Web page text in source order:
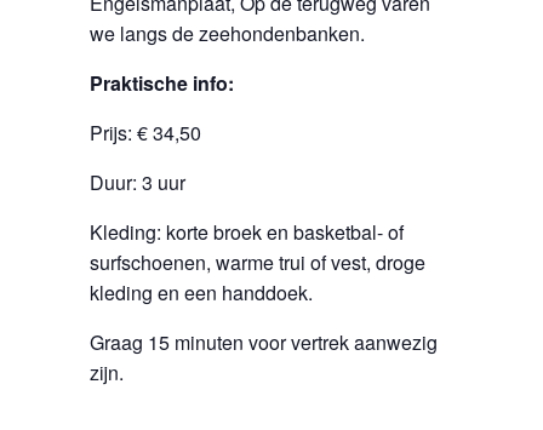
we langs de zeehondenbanken.
Praktische info:
Prijs: € 34,50
Duur: 3 uur
Kleding: korte broek en basketbal- of
surfschoenen, warme trui of vest, droge
kleding en een handdoek.
Graag 15 minuten voor vertrek aanwezig
zijn.